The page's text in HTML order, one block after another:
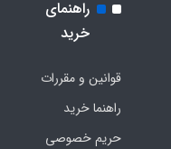
راهنمای
خرید
قوانین و مقررات
راهنما خرید
حریم خصوصی